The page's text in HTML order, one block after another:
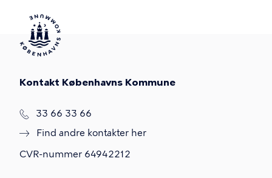
Kontakt Københavns Kommune
T
f
33 66 33 66
Find andre kontakter her
CVR-nummer 64942212